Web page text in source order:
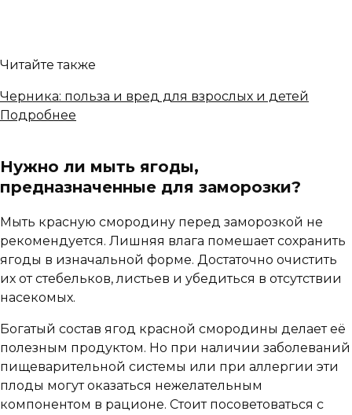
Читайте также
Черника: польза и вред для взрослых и детей
Подробнее
Нужно ли мыть ягоды,
предназначенные для заморозки?
Мыть красную смородину перед заморозкой не
рекомендуется. Лишняя влага помешает сохранить
ягоды в изначальной форме. Достаточно очистить
их от стебельков, листьев и убедиться в отсутствии
насекомых.
Богатый состав ягод красной смородины делает её
полезным продуктом. Но при наличии заболеваний
пищеварительной системы или при аллергии эти
плоды могут оказаться нежелательным
компонентом в рационе. Стоит посоветоваться с